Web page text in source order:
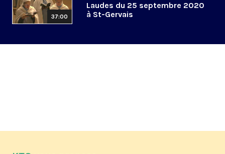
37:00
Laudes du 25 septembre 2020
à St-Gervais